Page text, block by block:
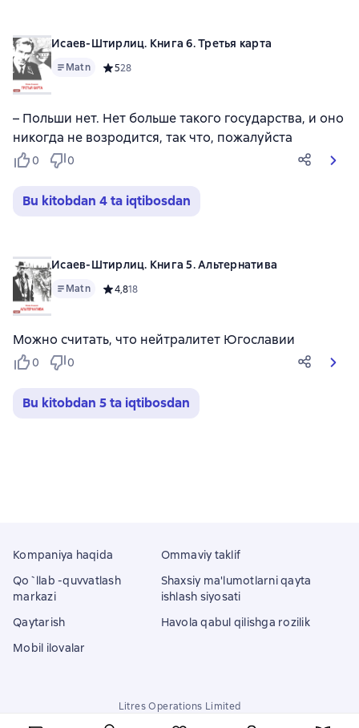
Исаев-Штирлиц. Книга 6. Третья карта
Matn Средний рейтинг 5 на основе 28 оценок
528
– Польши нет. Нет больше такого государства, и оно
никогда не возродится, так что, пожалуйста
0 0
Bu kitobdan 4 ta iqtibosdan
Исаев-Штирлиц. Книга 5. Альтернатива
Matn Средний рейтинг 4,8 на основе 18 оценок
4,818
Можно считать, что нейтралитет Югославии
0 0
Bu kitobdan 5 ta iqtibosdan
Kompaniya haqida
Qo`llab -quvvatlash
markazi
Qaytarish
Mobil ilovalar
Ommaviy taklif
Shaxsiy ma'lumotlarni qayta
ishlash siyosati
Havola qabul qilishga rozilik
Litres Operations Limited